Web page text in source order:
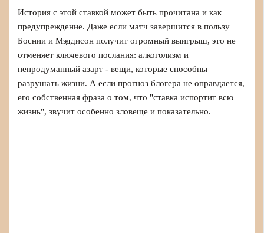
История с этой ставкой может быть прочитана и как
предупреждение. Даже если матч завершится в пользу
Боснии и Мэддисон получит огромный выигрыш, это не
отменяет ключевого послания: алкоголизм и
непродуманный азарт - вещи, которые способны
разрушать жизни. А если прогноз блогера не оправдается,
его собственная фраза о том, что "ставка испортит всю
жизнь", звучит особенно зловеще и показательно.